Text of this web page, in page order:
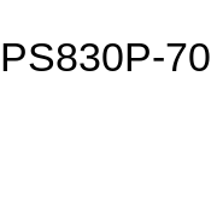
PS830P-70